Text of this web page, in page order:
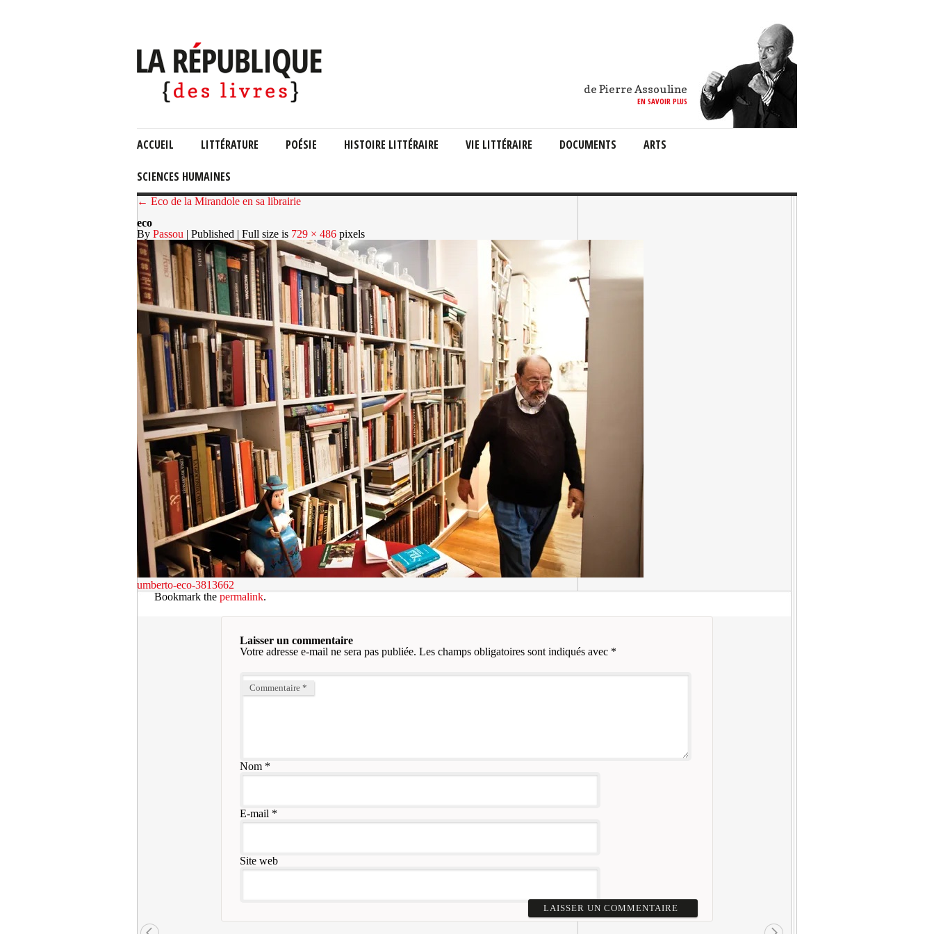
de Pierre Assouline
EN SAVOIR PLUS
ACCUEIL LITTÉRATURE POÉSIE HISTOIRE LITTÉRAIRE VIE LITTÉRAIRE DOCUMENTS ARTS
SCIENCES HUMAINES
← Eco de la Mirandole en sa librairie
eco
By Passou | Published | Full size is 729 × 486 pixels
umberto-eco-3813662
Bookmark the permalink.
Laisser un commentaire
Votre adresse e-mail ne sera pas publiée. Les champs obligatoires sont indiqués avec *
Commentaire *
Nom*
E-mail *
Site web